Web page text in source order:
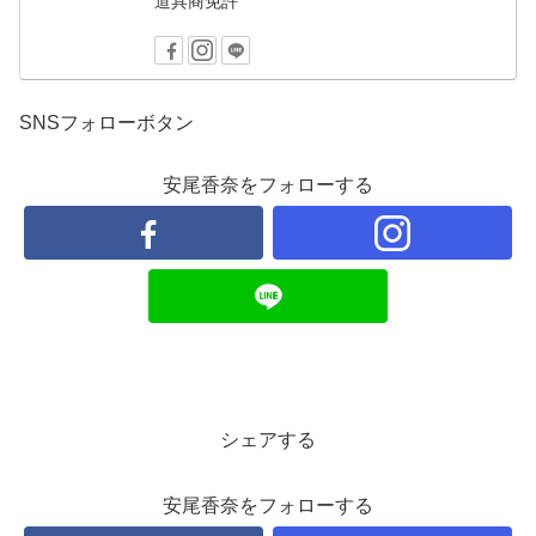
SNSフォローボタン
安尾香奈をフォローする
シェアする
安尾香奈をフォローする